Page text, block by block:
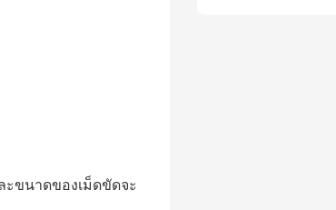
ขนาดของเม็ดขัดจะ